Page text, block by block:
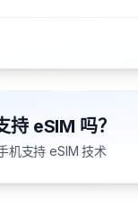
持 eSIM 吗？
机支持 eSIM 技术